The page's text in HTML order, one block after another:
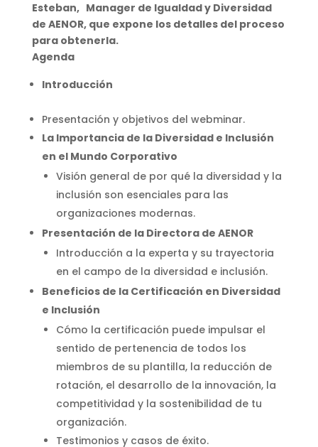
Esteban, Manager de Igualdad y Diversidad
de AENOR, que expone los detalles del proceso
para obtenerla.
Agenda
Introducción
Presentación y objetivos del webminar.
La Importancia de la Diversidad e Inclusión
en el Mundo Corporativo
Visión general de por qué la diversidad y la
inclusión son esenciales para las
organizaciones modernas.
Presentación de la Directora de AENOR
Introducción a la experta y su trayectoria
en el campo de la diversidad e inclusión.
Beneficios de la Certificación en Diversidad
e Inclusión
Cómo la certificación puede impulsar el
sentido de pertenencia de todos los
miembros de su plantilla, la reducción de
rotación, el desarrollo de la innovación, la
competitividad y la sostenibilidad de tu
organización.
Testimonios y casos de éxito.